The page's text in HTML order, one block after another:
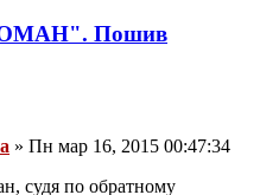
Пошив
» Пн мар 16, 2015 00:47:34
судя по обратному